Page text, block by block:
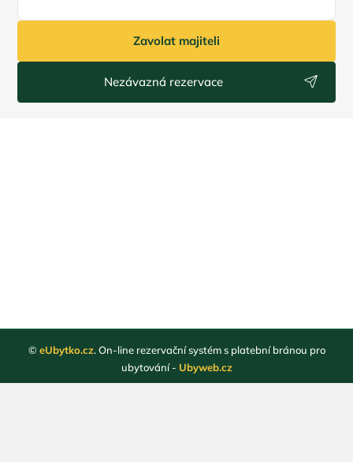
Zavolat majiteli
Nezávazná rezervace
© eUbytko.cz. On-line rezervační systém s platební bránou pro
ubytování - Ubyweb.cz